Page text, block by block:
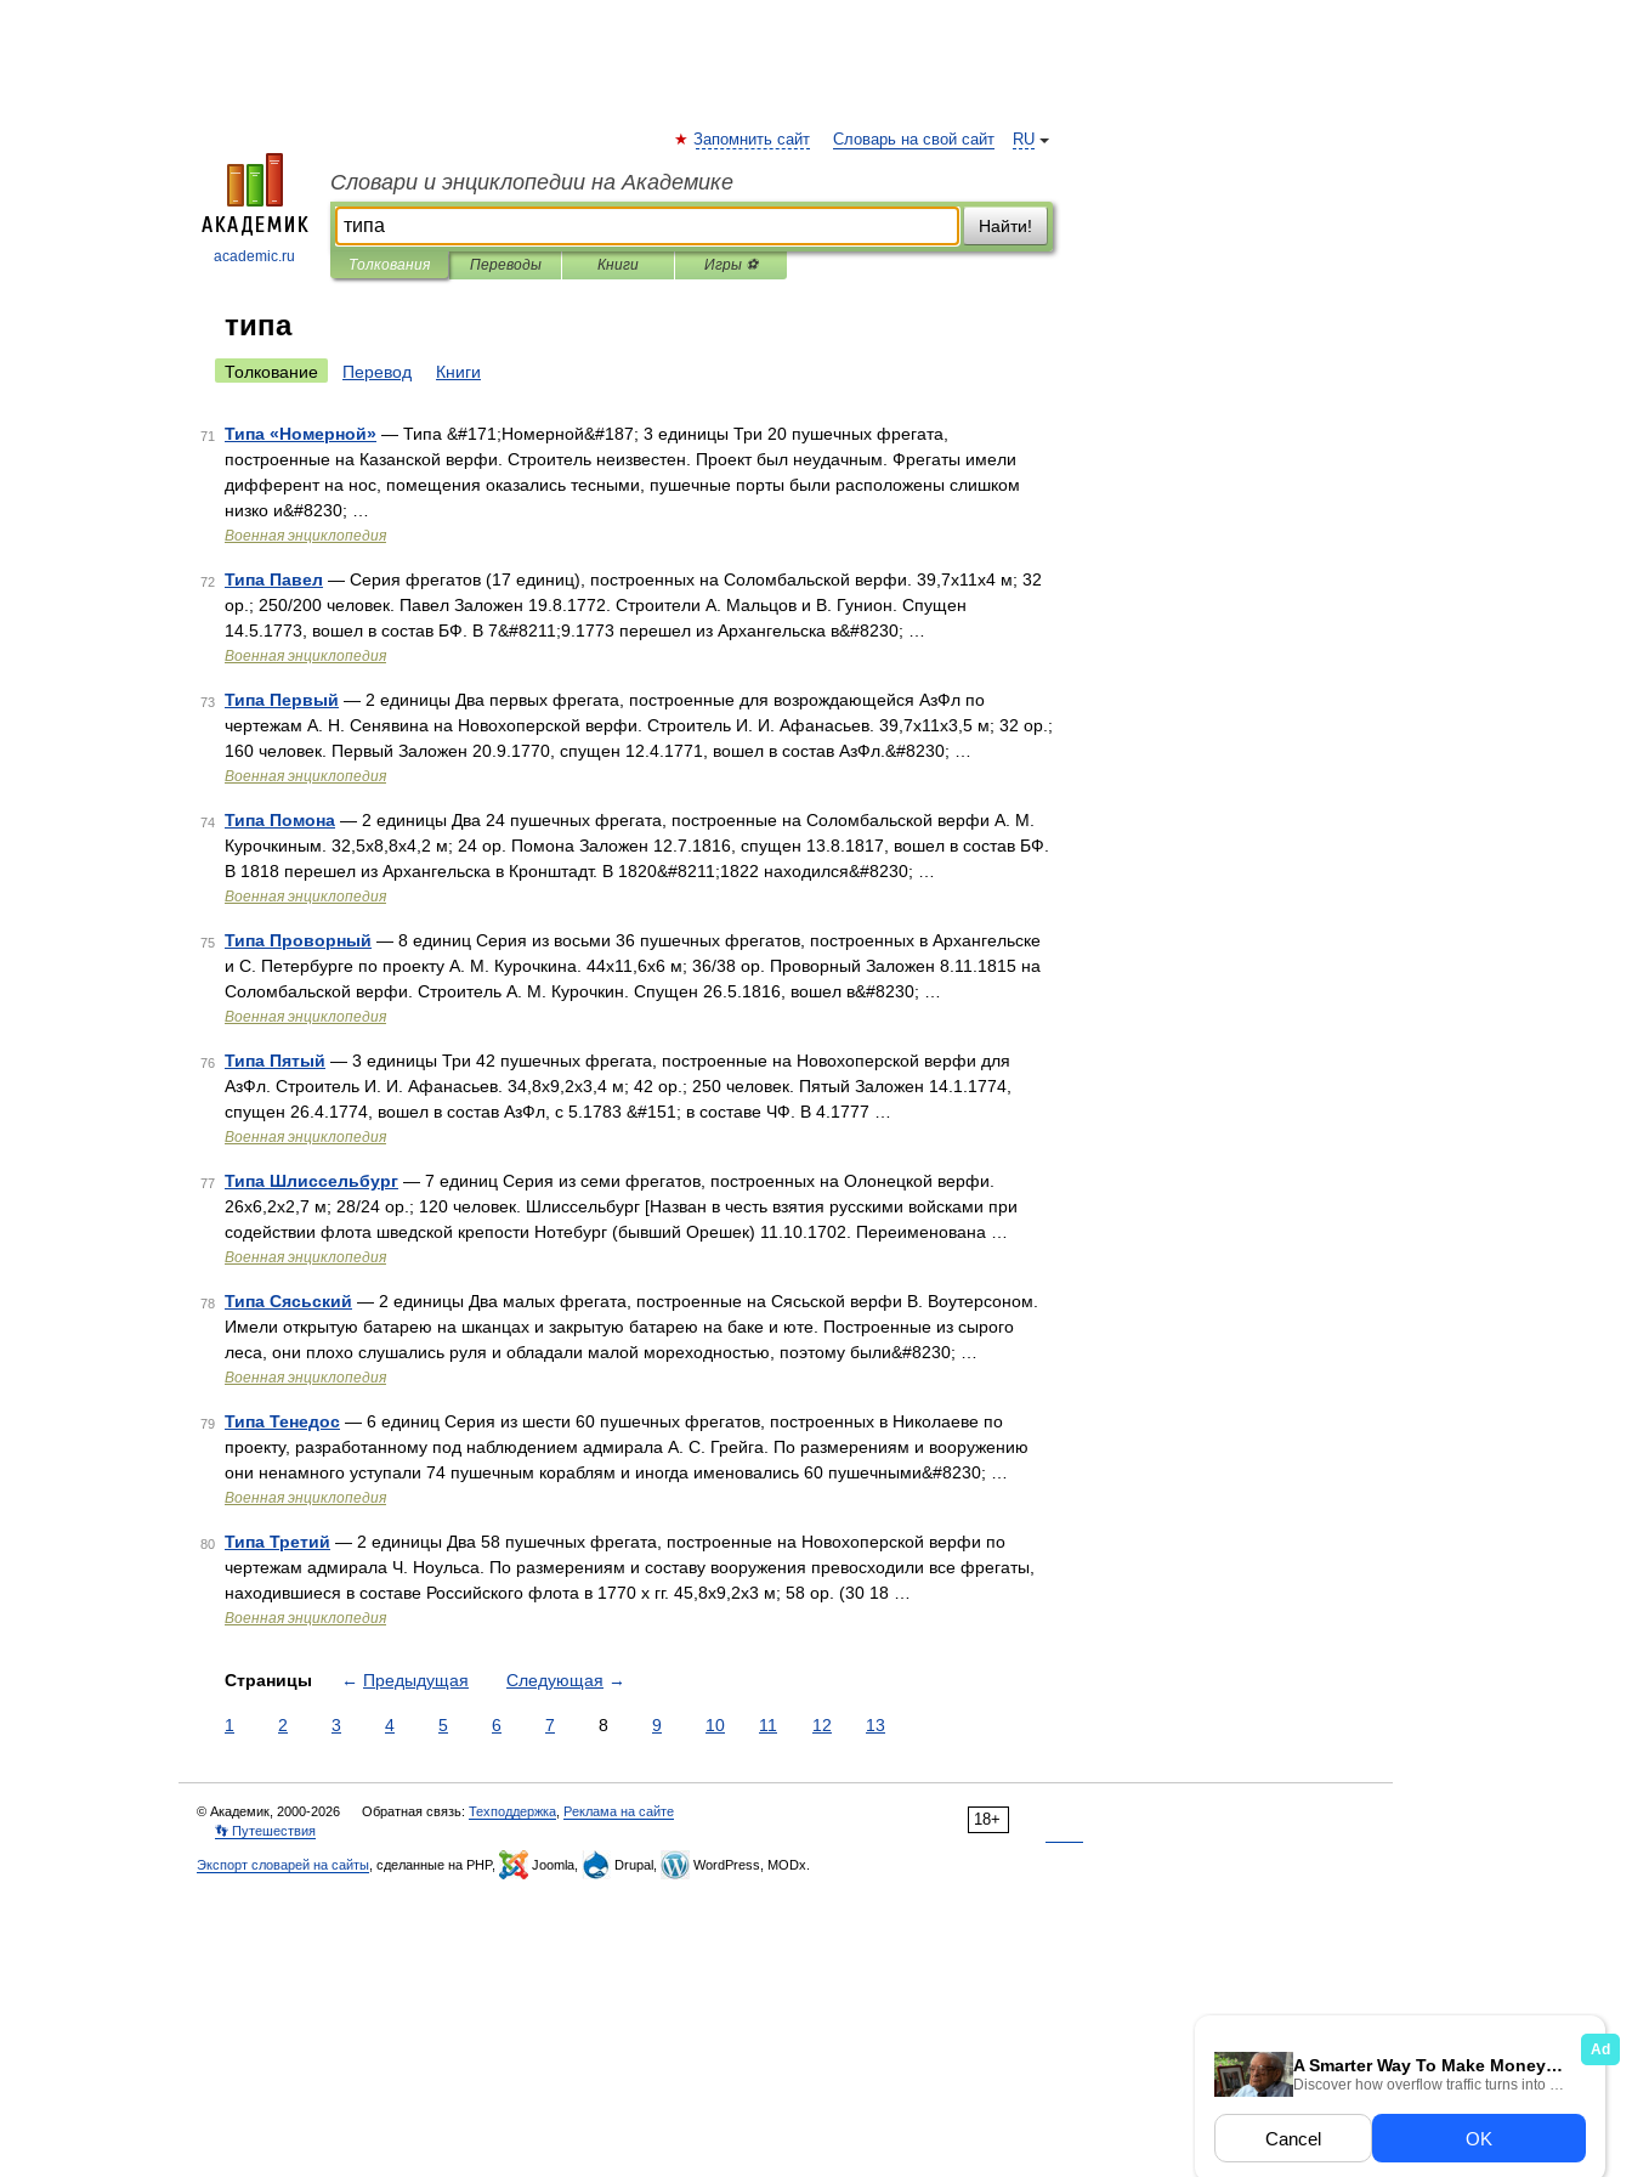
academic.ru
RU
Запомнить сайт Словарь на свой сайт
Словари и энциклопедии на Академике
Найти!
Толкования Переводы Книги Игры ⚽
типа
Толкование Перевод Книги
71 Типа «Номерной» — Типа &#171;Номерной&#187; 3 единицы Три 20 пушечных фрегата,
построенные на Казанской верфи. Строитель неизвестен. Проект был неудачным. Фрегаты имели
дифферент на нос, помещения оказались тесными, пушечные порты были расположены слишком
низко и&#8230; …
Военная энциклопедия
72 Типа Павел — Серия фрегатов (17 единиц), построенных на Соломбальской верфи. 39,7x11x4 м; 32
ор.; 250/200 человек. Павел Заложен 19.8.1772. Строители А. Мальцов и В. Гунион. Спущен
14.5.1773, вошел в состав БФ. В 7&#8211;9.1773 перешел из Архангельска в&#8230; …
Военная энциклопедия
73 Типа Первый — 2 единицы Два первых фрегата, построенные для возрождающейся АзФл по
чертежам А. Н. Сенявина на Новохоперской верфи. Строитель И. И. Афанасьев. 39,7x11x3,5 м; 32 ор.;
160 человек. Первый Заложен 20.9.1770, спущен 12.4.1771, вошел в состав АзФл.&#8230; …
Военная энциклопедия
74 Типа Помона — 2 единицы Два 24 пушечных фрегата, построенные на Соломбальской верфи A. M.
Курочкиным. 32,5x8,8x4,2 м; 24 ор. Помона Заложен 12.7.1816, спущен 13.8.1817, вошел в состав БФ.
В 1818 перешел из Архангельска в Кронштадт. В 1820&#8211;1822 находился&#8230; …
Военная энциклопедия
75 Типа Проворный — 8 единиц Серия из восьми 36 пушечных фрегатов, построенных в Архангельске
и С. Петербурге по проекту A. M. Курочкина. 44x11,6x6 м; 36/38 ор. Проворный Заложен 8.11.1815 на
Соломбальской верфи. Строитель A. M. Курочкин. Спущен 26.5.1816, вошел в&#8230; …
Военная энциклопедия
76 Типа Пятый — 3 единицы Три 42 пушечных фрегата, построенные на Новохоперской верфи для
АзФл. Строитель И. И. Афанасьев. 34,8x9,2x3,4 м; 42 ор.; 250 человек. Пятый Заложен 14.1.1774,
спущен 26.4.1774, вошел в состав АзФл, с 5.1783 &#151; в составе ЧФ. В 4.1777 …
Военная энциклопедия
77 Типа Шлиссельбург — 7 единиц Серия из семи фрегатов, построенных на Олонецкой верфи.
26x6,2x2,7 м; 28/24 ор.; 120 человек. Шлиссельбург [Назван в честь взятия русскими войсками при
содействии флота шведской крепости Нотебург (бывший Орешек) 11.10.1702. Переименована …
Военная энциклопедия
78 Типа Сясьский — 2 единицы Два малых фрегата, построенные на Сясьской верфи В. Воутерсоном.
Имели открытую батарею на шканцах и закрытую батарею на баке и юте. Построенные из сырого
леса, они плохо слушались руля и обладали малой мореходностью, поэтому были&#8230; …
Военная энциклопедия
79 Типа Тенедос — 6 единиц Серия из шести 60 пушечных фрегатов, построенных в Николаеве по
проекту, разработанному под наблюдением адмирала А. С. Грейга. По размерениям и вооружению
они ненамного уступали 74 пушечным кораблям и иногда именовались 60 пушечными&#8230; …
Военная энциклопедия
80 Типа Третий — 2 единицы Два 58 пушечных фрегата, построенные на Новохоперской верфи по
чертежам адмирала Ч. Ноульса. По размерениям и составу вооружения превосходили все фрегаты,
находившиеся в составе Российского флота в 1770 х гг. 45,8x9,2x3 м; 58 ор. (30 18 …
Военная энциклопедия
Страницы ← Предыдущая Следующая →
1 2 3 4 5 6 7 8 9 10 11 12 13
18+
© Академик, 2000-2026 Обратная связь: Техподдержка Реклама на сайте
👣 Путешествия
Экспорт словарей на сайты , сделанные на PHP, Joomla, Drupal, WordPress, MODx.